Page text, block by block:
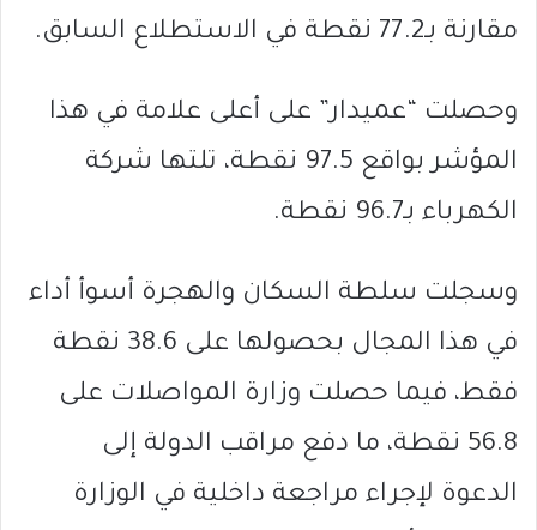
مقارنة بـ77.2 نقطة في الاستطلاع السابق.
وحصلت “عميدار” على أعلى علامة في هذا
المؤشر بواقع 97.5 نقطة، تلتها شركة
الكهرباء بـ96.7 نقطة.
وسجلت سلطة السكان والهجرة أسوأ أداء
في هذا المجال بحصولها على 38.6 نقطة
فقط، فيما حصلت وزارة المواصلات على
56.8 نقطة، ما دفع مراقب الدولة إلى
الدعوة لإجراء مراجعة داخلية في الوزارة